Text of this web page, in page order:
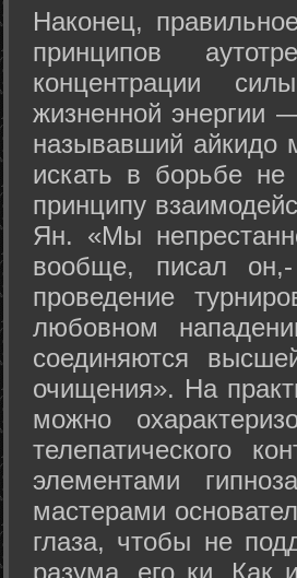
Наконец,
принципов
концентрации
жизненной энергии
называвший айкидо
искать в борьбе
принципу
Ян. «Мы
вообще, писал
проведение
любовном
соединяются
очищения». На
можно
телепатического
элементами
мастерами
глаза, чтобы не
разума, его ки. Как